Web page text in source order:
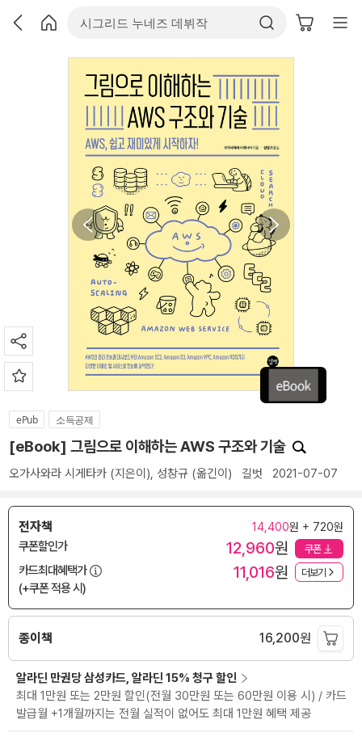
ePub 소득공제
[eBook] 그림으로 이해하는 AWS 구조와 기술
오가사와라 시게타카 (지은이), 성창규 (옮긴이) 길벗 2021-07-07
전자책 14,400원 + 720원
쿠폰할인가 12,960원 쿠폰
카드최대혜택가
(+쿠폰 적용 시)
11,016원 더보기
종이책 16,200원
알라딘 만권당 삼성카드, 알라딘 15% 청구 할인
최대 1만원 또는 2만원 할인(전월 30만원 또는 60만원 이용 시) / 카드
발급월 +1개월까지는 전월 실적이 없어도 최대 1만원 혜택 제공